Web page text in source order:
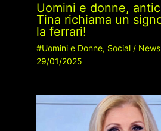
Uomini e donne,
Tina richiama un
la ferrari!
#Uomini e Donne, Social/ News
29/01/2025